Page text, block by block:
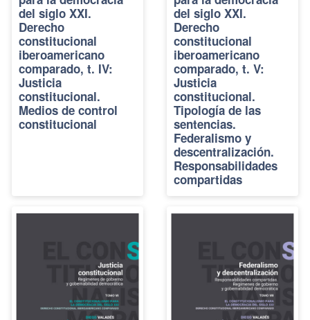
del siglo XXI.
Derecho
constitucional
iberoamericano
comparado, t. IV:
Justicia
constitucional.
Medios de control
constitucional
del siglo XXI.
Derecho
constitucional
iberoamericano
comparado, t. V:
Justicia
constitucional.
Tipología de las
sentencias.
Federalismo y
descentralización.
Responsabilidades
compartidas